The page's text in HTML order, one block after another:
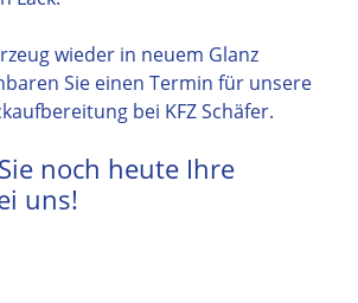
wieder in neuem Glanz
Sie einen Termin für unsere
bei KFZ Schäfer.
noch heute Ihre
uns!